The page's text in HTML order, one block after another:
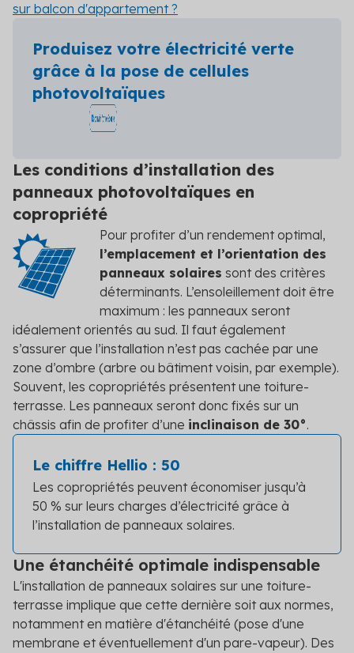
sur balcon d'appartement ?
Produisez votre électricité verte
grâce à la pose de cellules
photovoltaïques
Les conditions d’installation des
panneaux photovoltaïques en
copropriété
Pour profiter d’un rendement optimal,
l’emplacement et l’orientation des
panneaux solaires sont des critères
déterminants. L’ensoleillement doit être
maximum : les panneaux seront
idéalement orientés au sud. Il faut également
s’assurer que l’installation n’est pas cachée par une
zone d’ombre (arbre ou bâtiment voisin, par exemple).
Souvent, les copropriétés présentent une toiture-
terrasse. Les panneaux seront donc fixés sur un
châssis afin de profiter d’une inclinaison de 30°.
Le chiffre Hellio : 50
Les copropriétés peuvent économiser jusqu’à
50 % sur leurs charges d’électricité grâce à
l’installation de panneaux solaires.
Une étanchéité optimale indispensable
L'installation de panneaux solaires sur une toiture-
terrasse implique que cette dernière soit aux normes,
notamment en matière d'étanchéité (pose d'une
membrane et éventuellement d'un pare-vapeur). Des